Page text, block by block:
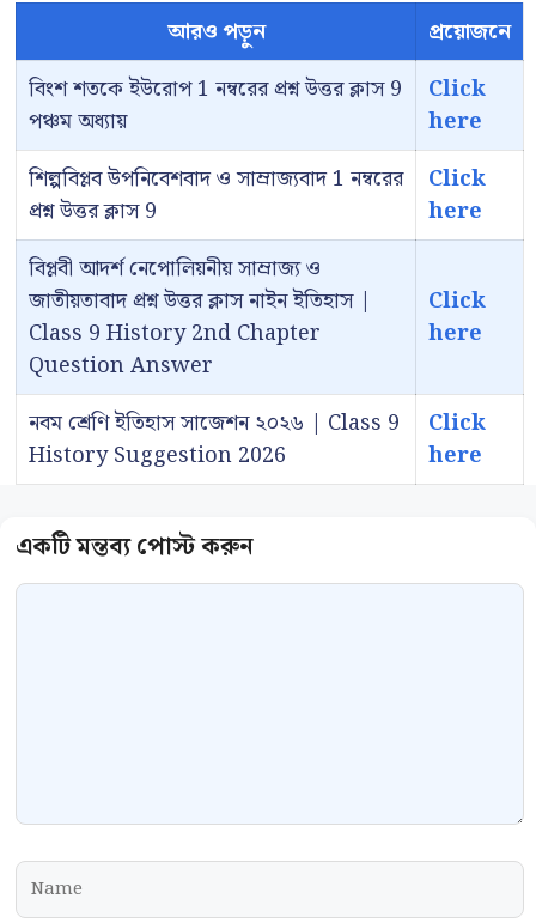
আরও পড়ুন
প্রয়োজনে
বিংশ শতকে ইউরোপ 1 নম্বরের প্রশ্ন উত্তর ক্লাস 9
পঞ্চম অধ্যায়
Click
here
শিল্পবিপ্লব উপনিবেশবাদ ও সাম্রাজ্যবাদ 1 নম্বরের
প্রশ্ন উত্তর ক্লাস 9
Click
here
বিপ্লবী আদর্শ নেপোলিয়নীয় সাম্রাজ্য ও
জাতীয়তাবাদ প্রশ্ন উত্তর ক্লাস নাইন ইতিহাস |
Class 9 History 2nd Chapter
Question Answer
Click
here
নবম শ্রেণি ইতিহাস সাজেশন ২০২৬ | Class 9
History Suggestion 2026
Click
here
Comment
Name